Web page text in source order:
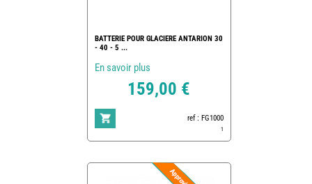
BATTERIE POUR GLACIERE ANTARION 30
- 40 - 5 ...
En savoir plus
159,00 €
ref : FG1000
1